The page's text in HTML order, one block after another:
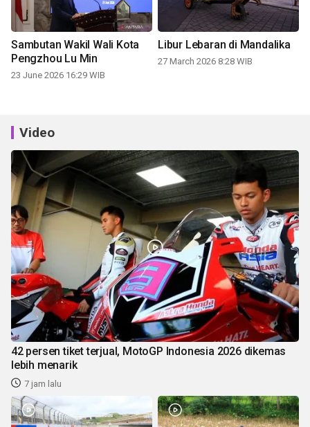
Sambutan Wakil Wali Kota
Pengzhou Lu Min
23 June 2026 16:29 WIB
Libur Lebaran di Mandalika
27 March 2026 8:28 WIB
Video
42 persen tiket terjual, MotoGP Indonesia 2026 dikemas
lebih menarik
7 jam lalu